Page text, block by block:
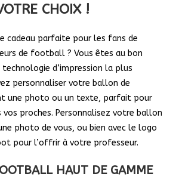
CHOIX !
cadeau parfaite pour les fans de
de football ? Vous êtes au bon
d’impression la plus
personnaliser votre ballon de
une photo ou un texte, parfait pour
vos proches. Personnalisez votre ballon
photo de vous, ou bien avec le logo
pour l’offrir à votre professeur.
HAUT DE GAMME